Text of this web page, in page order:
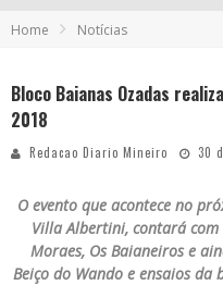
Home Notícias
Bloco Baianas Ozadas
2018
Redacao Diario Mineiro 30
O evento que acontece no
Villa Albertini, contará com
Moraes, Os Baianeiros e
Beiço do Wando e ensaios